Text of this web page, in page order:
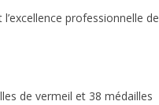
professionnelle de
de vermeil et 38 médailles